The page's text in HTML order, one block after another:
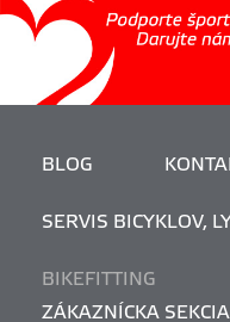
BLOG
SERVIS BICYKLOV,
BIKEFITTING
ZÁKAZNÍCKA SEKCIA